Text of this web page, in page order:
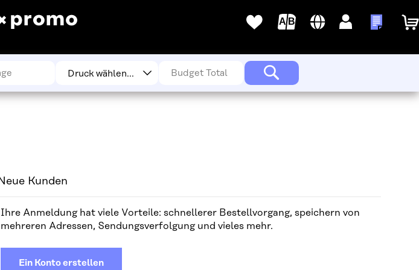
Meine
Anmelden
Meine
Wunschlisten
Sprache
Deutsch
Suche
Kunden
Ihre Anmeldung hat viele Vorteile: schnellerer Bestellvorgang, speichern von
mehreren Adressen, Sendungsverfolgung und vieles mehr.
Ein Konto erstellen